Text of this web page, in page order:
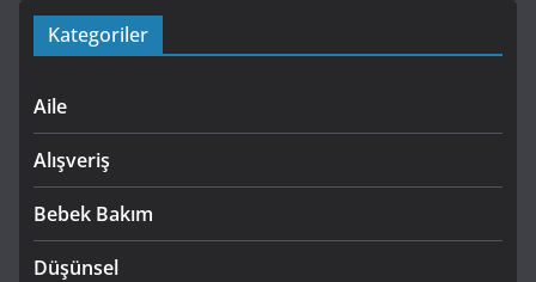
Kategoriler
Aile
Alışveriş
Bebek Bakım
Düşünsel